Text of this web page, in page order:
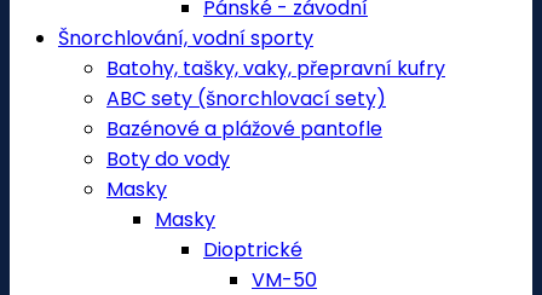
Pánské - závodní
Šnorchlování, vodní sporty
Batohy, tašky, vaky, přepravní kufry
ABC sety (šnorchlovací sety)
Bazénové a plážové pantofle
Boty do vody
Masky
Masky
Dioptrické
VM-50